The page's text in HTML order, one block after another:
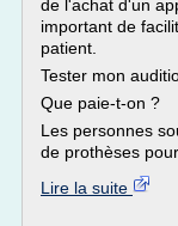
de l'achat d'un
important de
patient.
Tester mon
Que paie-t-on ?
Les personnes
de prothèses
Lire la suite